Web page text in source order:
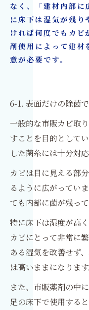
なく、「建材内部に
に床下は湿気が残り
ければ何度でもカビ
剤使用によって建材
意が必要です。
6-1. 表面だけの除菌
一般的な市販カビ取
すことを目的として
した菌糸には十分対
カビは目に見える部
るように広がってい
ても内部に菌が残っ
特に床下は湿度が高
カビにとって非常に
ある湿気を改善せず
は高いままになります
また、市販薬剤の中
足の床下で使用する